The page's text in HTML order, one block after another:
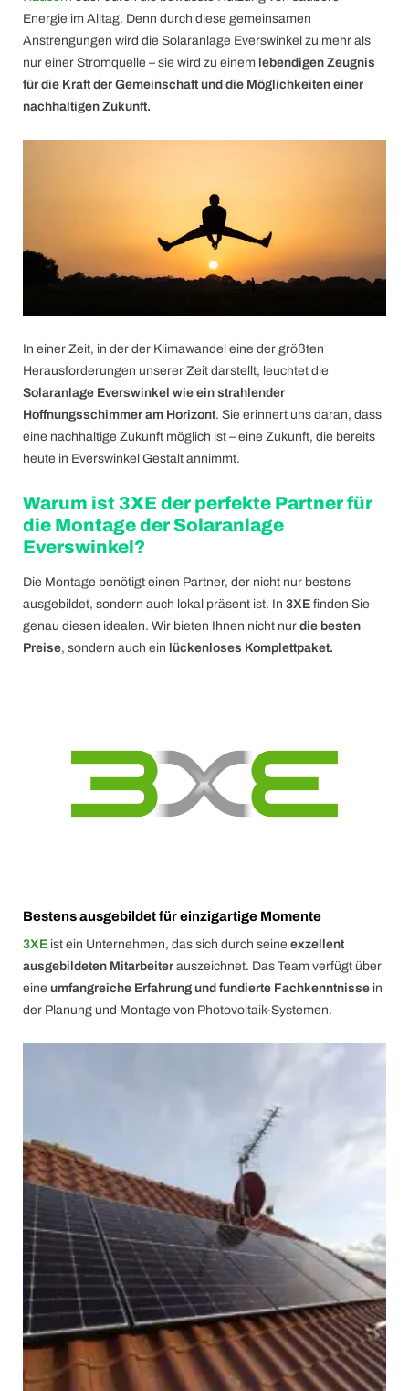
Energie im Alltag. Denn durch diese gemeinsamen
Anstrengungen wird die Solaranlage Everswinkel zu mehr als
nur einer Stromquelle – sie wird zu einem lebendigen Zeugnis
für die Kraft der Gemeinschaft und die Möglichkeiten einer
nachhaltigen Zukunft.
In einer Zeit, in der der Klimawandel eine der größten
Herausforderungen unserer Zeit darstellt, leuchtet die
Solaranlage Everswinkel wie ein strahlender
Hoffnungsschimmer am Horizont. Sie erinnert uns daran, dass
eine nachhaltige Zukunft möglich ist – eine Zukunft, die bereits
heute in Everswinkel Gestalt annimmt.
Warum ist 3XE der perfekte Partner für
die Montage der Solaranlage
Everswinkel?
Die Montage benötigt einen Partner, der nicht nur bestens
ausgebildet, sondern auch lokal präsent ist. In 3XE finden Sie
genau diesen idealen. Wir bieten Ihnen nicht nur die besten
Preise, sondern auch ein lückenloses Komplettpaket.
Bestens ausgebildet für einzigartige Momente
3XE ist ein Unternehmen, das sich durch seine exzellent
ausgebildeten Mitarbeiter auszeichnet. Das Team verfügt über
eine umfangreiche Erfahrung und fundierte Fachkenntnisse in
der Planung und Montage von Photovoltaik-Systemen.